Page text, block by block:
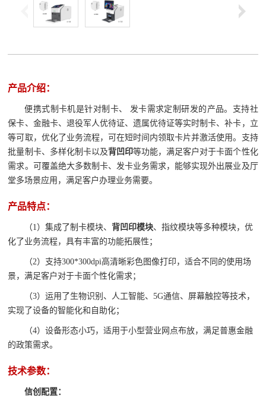
产品介绍：
便携式制卡机是针对制卡、 发卡需求定制研发的产品。支持社
保卡、金融卡、退役军人优待证、遗属优待证等实时制卡、补卡，立
等可取，优化了业务流程，可在短时间内领取卡片并激活使用。支持
批量制卡、多样化制卡以及背凹印等功能，满足客户对于卡面个性化
需求。可覆盖绝大多数制卡、发卡业务需求，能够实现外出展业及厅
堂多场景应用，满足客户办理业务需要。
产品特点：
（1）集成了制卡模块、背凹印模块、指纹模块等多种模块，优
化了业务流程，具有丰富的功能拓展性；
（2）支持300*300dpi高清晰彩色图像打印，适合不同的使用场
景，满足客户对于卡面个性化需求；
（3）运用了生物识别、人工智能、5G通信、屏幕触控等技术，
实现了设备的智能化和自助化；
（4）设备形态小巧，适用于小型营业网点布放，满足普惠金融
的政策需求。
技术参数：
信创配置：